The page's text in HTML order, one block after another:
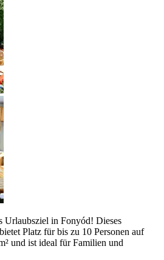
Urlaubsziel in Fonyód! Dieses
Platz für bis zu 10 Personen auf
und ist ideal für Familien und